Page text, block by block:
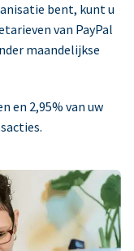
bent, kunt u
van PayPal
maandelijkse
en 2,95% van uw